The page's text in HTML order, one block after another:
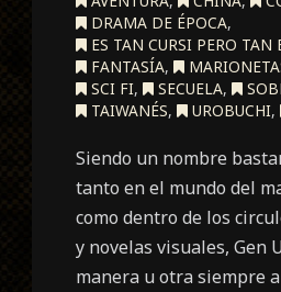
DRAMA DE ÉPOCA,
ES TAN CURSI PERO
FANTASÍA,
SCI FI, SECUELA,
TAIWANÉS, UROBUCHI,
Siendo un nombre
tanto en el mundo del
como dentro de los
y novelas visuales, Gen
manera u otra siempre